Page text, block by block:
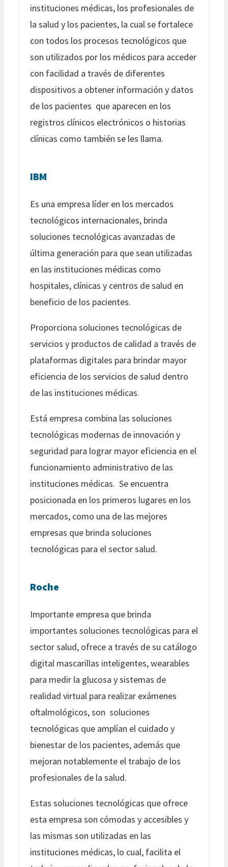
instituciones médicas, los profesionales de
la salud y los pacientes, la cual se fortalece
con todos los procesos tecnológicos que
son utilizados por los médicos para acceder
con facilidad a través de diferentes
dispositivos a obtener información y datos
de los pacientes que aparecen en los
registros clínicos electrónicos o historias
clínicas como también se les llama.
IBM
Es una empresa líder en los mercados
tecnológicos internacionales, brinda
soluciones tecnológicas avanzadas de
última generación para que sean utilizadas
en las instituciones médicas como
hospitales, clínicas y centros de salud en
beneficio de los pacientes.
Proporciona soluciones tecnológicas de
servicios y productos de calidad a través de
plataformas digitales para brindar mayor
eficiencia de los servicios de salud dentro
de las instituciones médicas.
Está empresa combina las soluciones
tecnológicas modernas de innovación y
seguridad para lograr mayor eficiencia en el
funcionamiento administrativo de las
instituciones médicas. Se encuentra
posicionada en los primeros lugares en los
mercados, como una de las mejores
empresas que brinda soluciones
tecnológicas para el sector salud.
Roche
Importante empresa que brinda
importantes soluciones tecnológicas para el
sector salud, ofrece a través de su catálogo
digital mascarillas inteligentes, wearables
para medir la glucosa y sistemas de
realidad virtual para realizar exámenes
oftalmológicos, son soluciones
tecnológicas que amplían el cuidado y
bienestar de los pacientes, además que
mejoran notablemente el trabajo de los
profesionales de la salud.
Estas soluciones tecnológicas que ofrece
esta empresa son cómodas y accesibles y
las mismas son utilizadas en las
instituciones médicas, lo cual, facilita el